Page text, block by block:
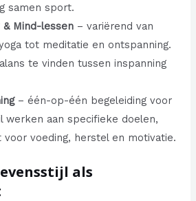
samen sport.
& Mind-lessen – variërend van
tot meditatie en ontspanning.
te vinden tussen inspanning
– één-op-één begeleiding voor
werken aan specifieke doelen,
voor voeding, herstel en motivatie.
als